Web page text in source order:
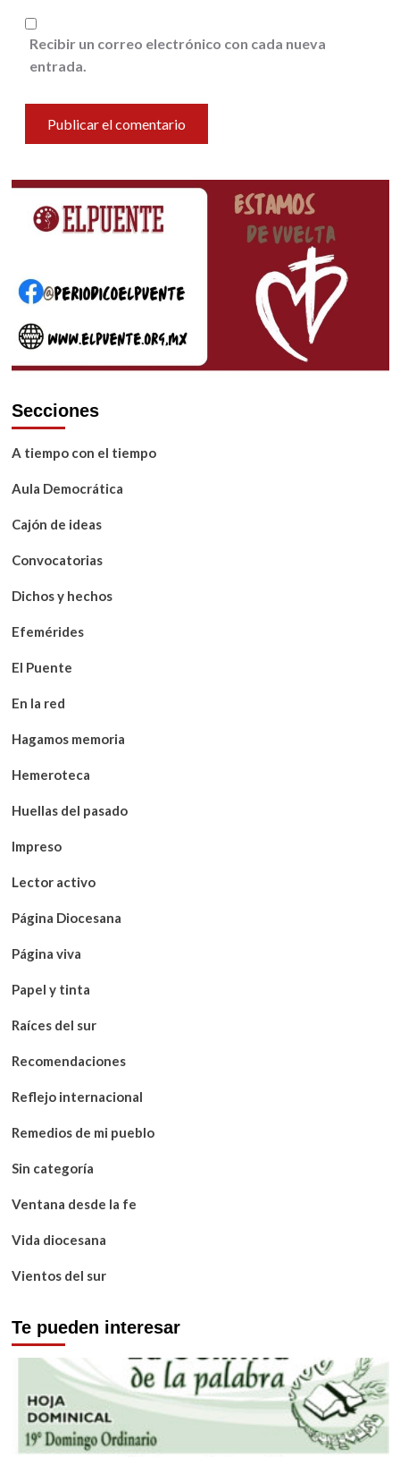
Recibir un correo electrónico con cada nueva
entrada.
Secciones
A tiempo con el tiempo
Aula Democrática
Cajón de ideas
Convocatorias
Dichos y hechos
Efemérides
El Puente
En la red
Hagamos memoria
Hemeroteca
Huellas del pasado
Impreso
Lector activo
Página Diocesana
Página viva
Papel y tinta
Raíces del sur
Recomendaciones
Reflejo internacional
Remedios de mi pueblo
Sin categoría
Ventana desde la fe
Vida diocesana
Vientos del sur
Te pueden interesar